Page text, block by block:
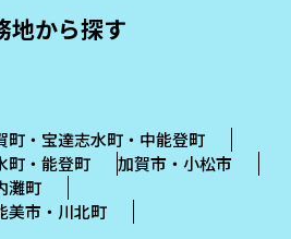
地から探す
町・宝達志水町・中能登町
町・能登町
加賀市・小松市
灘町
美市・川北町